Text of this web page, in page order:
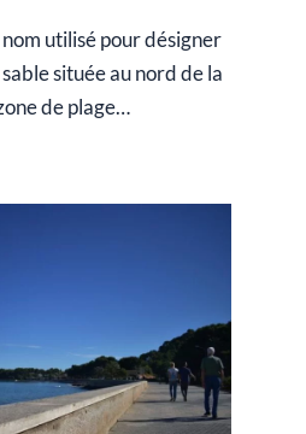
utilisé pour désigner
située au nord de la
de plage…